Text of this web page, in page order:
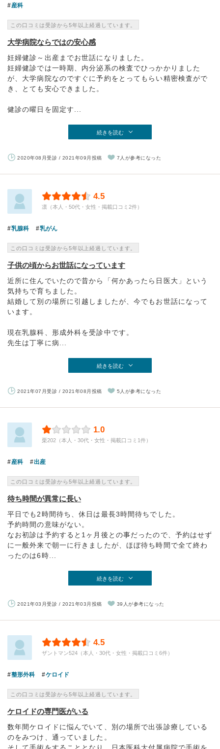
産科
この口コミは受診から5年以上経過しています。
大学病院ならではの安心感
妊婦健診～出産までお世話になりました。
妊婦健診では一時期、内分泌系の検査でひっかかりました
が、大学病院なのですぐに予約をとってもらい精密検査がで
き、とても安心できました。
健診の曜日を固定す...
続きを読む
2020年08月受診 / 2021年09月投稿 7人が参考になった
4.5
凛（本人・50代・女性・掲載口コミ2件）
乳腺科 乳がん
この口コミは受診から5年以上経過しています。
子供の頃からお世話になっています
近所に住んでいたので昔から「何かあったら日医大」という
気持ちで育ちました。
結婚して別の場所に引越しましたが、今でもお世話になって
います。
現在乳腺科、形成外科を受診中です。
先生は丁寧に病...
続きを読む
2021年07月受診 / 2021年08月投稿 5人が参考になった
1.0
栗202（本人・30代・女性・掲載口コミ1件）
産科 出産
この口コミは受診から5年以上経過しています。
待ち時間が異常に長い
平日でも2時間待ち、休日は最長3時間待ちでした。
予約時間の意味がない。
なお初診は予約すると1ヶ月後との事だったので、予約はせず
に一般外来で朝一に行きましたが、ほぼ待ち時間で全て終わ
ったのは6時...
続きを読む
2021年03月受診 / 2021年03月投稿 39人が参考になった
4.5
ザントマン524（本人・30代・女性・掲載口コミ6件）
整形外科 ケロイド
この口コミは受診から5年以上経過しています。
ケロイドの専門医がいる
数年間ケロイドに悩んでいて、別の場所で出張診療している
のをみつけ、通っていました。